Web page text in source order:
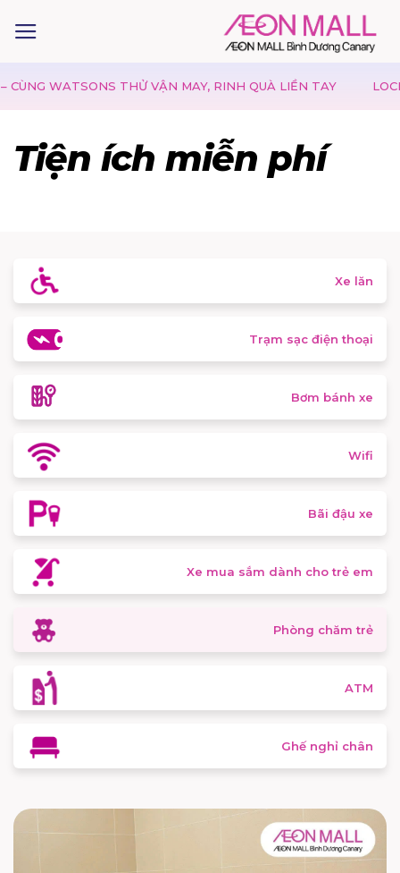
WATSONS THỬ VẬN MAY, RINH QUÀ LIỀN TAY
Tiện ích miễn phí
Xe lăn
Trạm sạc điện thoại
Bơm bánh xe
Wifi
Bãi đậu xe
Xe mua sắm dành cho trẻ em
Phòng chăm trẻ
ATM
Ghế nghỉ chân